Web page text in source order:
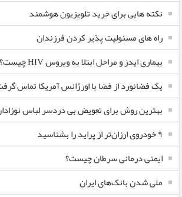
نکته هایی برای خرید تلویزیون هوشمند
راه های مسئولیت پذیر کردن فرزندان
بیماری ایدز و مراحل ابتلا به ویروس HIV چیست؟
یک فضانورد از فضا با اورژانس آمریکا تماس
بهترین روش برای تعویض بی دردسر لباس
٩ خودروی ارزان‌تر از پراید را بشناسید
ایمنی درمانی سرطان چیست؟
ملی شدن بانک‌های ایران